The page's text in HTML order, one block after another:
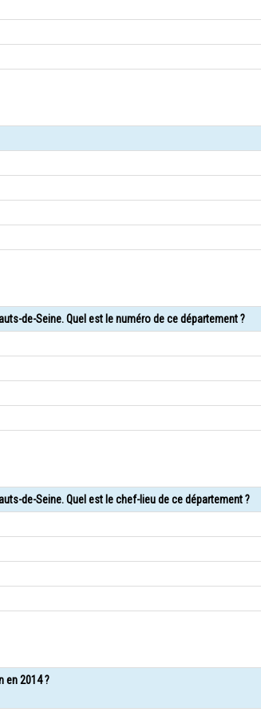
de-Seine. Quel est le numéro de ce département ?
de-Seine. Quel est le chef-lieu de ce département ?
en 2014 ?